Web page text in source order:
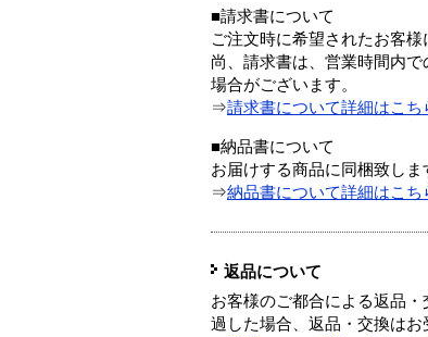
■請求書について
ご注文時に希望されたお客
尚、請求書は、営業時間内
場合がございます。
⇒請求書について詳細はこち
■納品書について
お届けする商品に同梱致しま
⇒納品書について詳細はこち
返品について
お客様のご都合による返品
過した場合、返品・交換はお